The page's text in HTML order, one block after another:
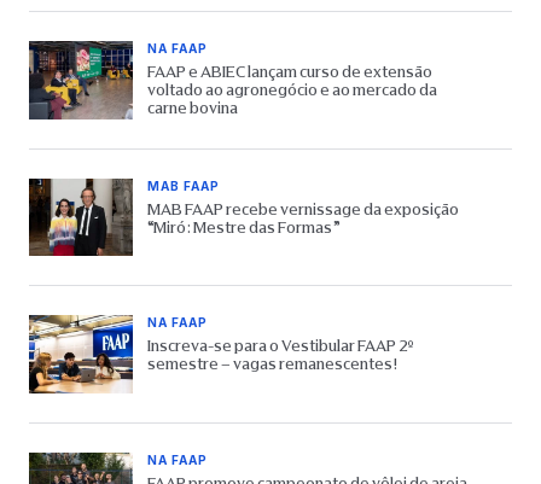
NA FAAP
FAAP e ABIEC lançam curso de extensão
voltado ao agronegócio e ao mercado da
carne bovina
MAB FAAP
MAB FAAP recebe vernissage da exposição
“Miró: Mestre das Formas”
NA FAAP
Inscreva-se para o Vestibular FAAP 2º
semestre – vagas remanescentes!
NA FAAP